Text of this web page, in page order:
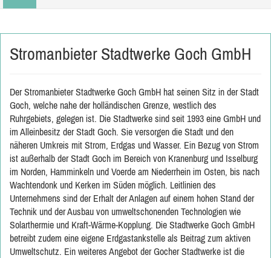
Stromanbieter Stadtwerke Goch GmbH
Der Stromanbieter Stadtwerke Goch GmbH hat seinen Sitz in der Stadt
Goch, welche nahe der holländischen Grenze, westlich des
Ruhrgebiets, gelegen ist. Die Stadtwerke sind seit 1993 eine GmbH und
im Alleinbesitz der Stadt Goch. Sie versorgen die Stadt und den
näheren Umkreis mit Strom, Erdgas und Wasser. Ein Bezug von Strom
ist außerhalb der Stadt Goch im Bereich von Kranenburg und Isselburg
im Norden, Hamminkeln und Voerde am Niederrhein im Osten, bis nach
Wachtendonk und Kerken im Süden möglich. Leitlinien des
Unternehmens sind der Erhalt der Anlagen auf einem hohen Stand der
Technik und der Ausbau von umweltschonenden Technologien wie
Solarthermie und Kraft-Wärme-Kopplung. Die Stadtwerke Goch GmbH
betreibt zudem eine eigene Erdgastankstelle als Beitrag zum aktiven
Umweltschutz. Ein weiteres Angebot der Gocher Stadtwerke ist die